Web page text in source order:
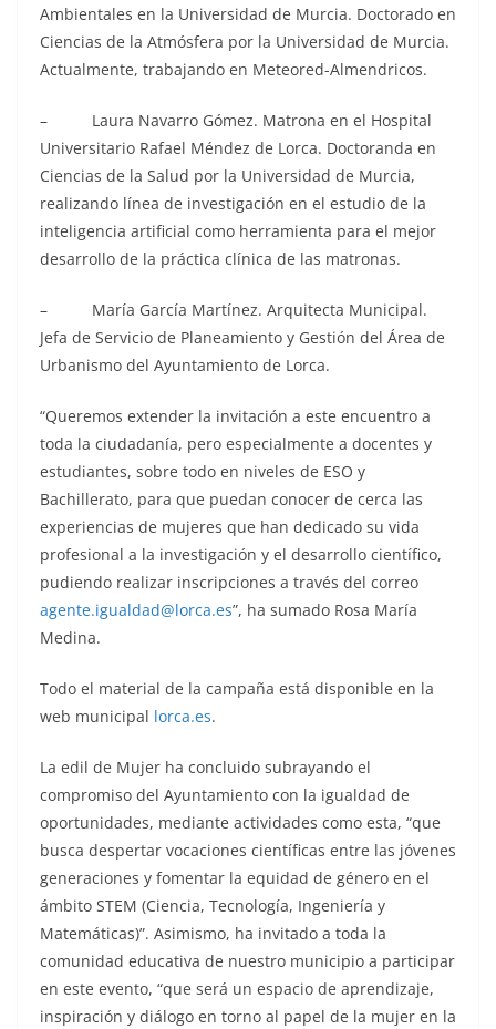
Ambientales en la Universidad de Murcia. Doctorado en
Ciencias de la Atmósfera por la Universidad de Murcia.
Actualmente, trabajando en Meteored-Almendricos.
– Laura Navarro Gómez. Matrona en el Hospital
Universitario Rafael Méndez de Lorca. Doctoranda en
Ciencias de la Salud por la Universidad de Murcia,
realizando línea de investigación en el estudio de la
inteligencia artificial como herramienta para el mejor
desarrollo de la práctica clínica de las matronas.
– María García Martínez. Arquitecta Municipal.
Jefa de Servicio de Planeamiento y Gestión del Área de
Urbanismo del Ayuntamiento de Lorca.
“Queremos extender la invitación a este encuentro a
toda la ciudadanía, pero especialmente a docentes y
estudiantes, sobre todo en niveles de ESO y
Bachillerato, para que puedan conocer de cerca las
experiencias de mujeres que han dedicado su vida
profesional a la investigación y el desarrollo científico,
pudiendo realizar inscripciones a través del correo
agente.igualdad@lorca.es”, ha sumado Rosa María
Medina.
Todo el material de la campaña está disponible en la
web municipal lorca.es.
La edil de Mujer ha concluido subrayando el
compromiso del Ayuntamiento con la igualdad de
oportunidades, mediante actividades como esta, “que
busca despertar vocaciones científicas entre las jóvenes
generaciones y fomentar la equidad de género en el
ámbito STEM (Ciencia, Tecnología, Ingeniería y
Matemáticas)”. Asimismo, ha invitado a toda la
comunidad educativa de nuestro municipio a participar
en este evento, “que será un espacio de aprendizaje,
inspiración y diálogo en torno al papel de la mujer en la